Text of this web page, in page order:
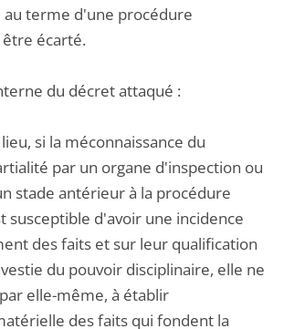
terme d'une procédure
écarté.
du décret attaqué :
si la méconnaissance du
par un organe d'inspection ou
stade antérieur à la procédure
susceptible d'avoir une incidence
des faits et sur leur qualification
du pouvoir disciplinaire, elle ne
elle-même, à établir
des faits qui fondent la